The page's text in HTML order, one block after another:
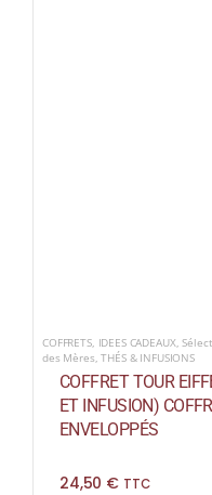
COFFRETS, IDEES CADEAUX,
des Mères,THÉS & INFUSIONS
COFFRET TOUR
ET INFUSION)
ENVELOPPÉS
24,50 € TTC